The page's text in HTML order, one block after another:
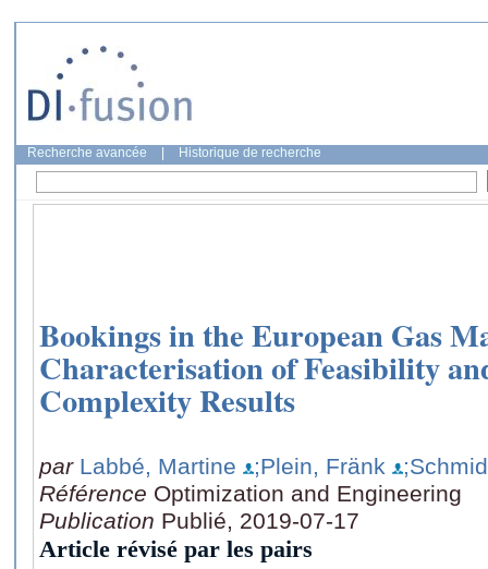
Recherche avancée Historique de recherche
Bookings in the European Gas
Characterisation of Feasibility
Complexity Results
par Labbé, Martine ;Plein, Fränk
Référence Optimization and Engineering
Publication Publié, 2019-07-17
Article révisé par les pairs